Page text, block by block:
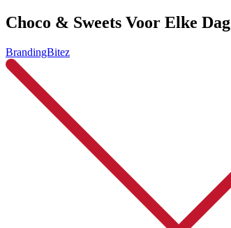
Choco & Sweets Voor Elke Dag
BrandingBitez